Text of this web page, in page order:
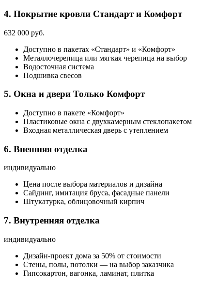
4. Покрытие кровли Стандарт и Комфорт
632 000 руб.
Доступно в пакетах «Стандарт» и «Комфорт»
Металлочерепица или мягкая черепица на выбор
Водосточная система
Подшивка свесов
5. Окна и двери Только Комфорт
Доступно в пакете «Комфорт»
Пластиковые окна с двухкамерным стеклопакетом
Входная металлическая дверь с утеплением
6. Внешняя отделка
индивидуально
Цена после выбора материалов и дизайна
Сайдинг, имитация бруса, фасадные панели
Штукатурка, облицовочный кирпич
7. Внутренняя отделка
индивидуально
Дизайн-проект дома за 50% от стоимости
Стены, полы, потолки — на выбор заказчика
Гипсокартон, вагонка, ламинат, плитка